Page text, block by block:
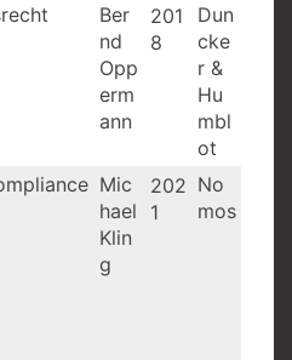
Ber
nd
Opp
erm
ann
201
8
Dun
cke
r &
Hu
mbl
ot
Mic
hael
Klin
g
202
1
No
mos